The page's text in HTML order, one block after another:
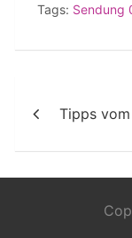
Tags: Sendung
Tipps